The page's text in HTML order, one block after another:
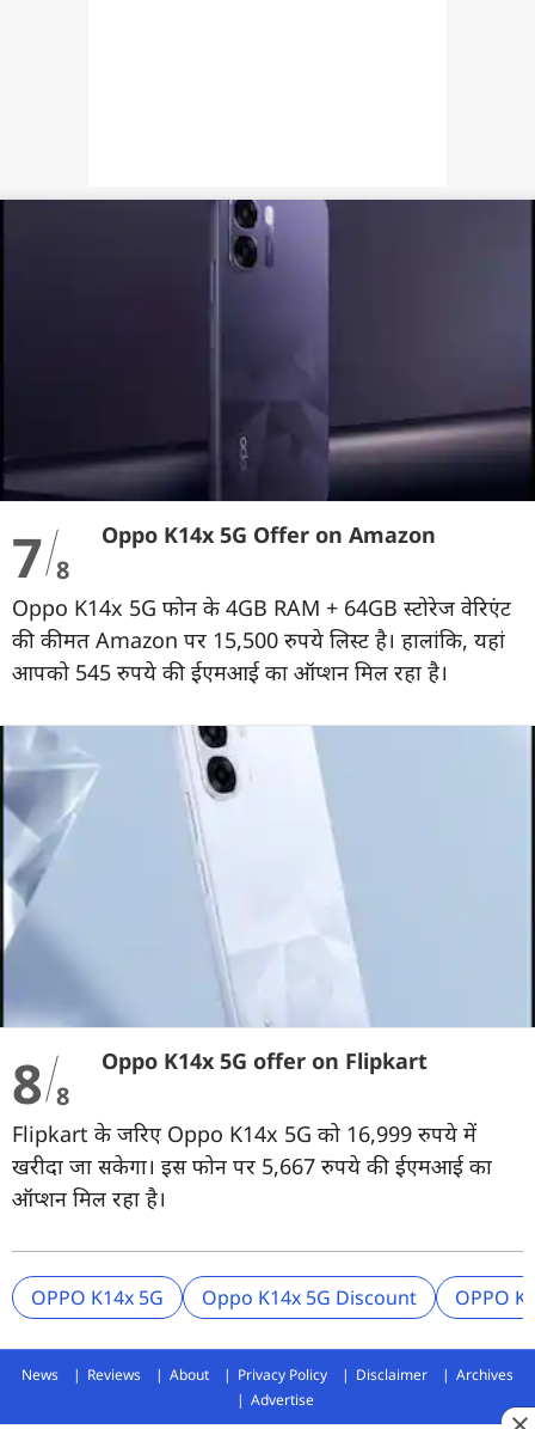
7 8
Oppo K14x 5G Offer on Amazon
Oppo K14x 5G फोन के 4GB RAM + 64GB स्टोरेज वेरिएंट
की कीमत Amazon पर 15,500 रुपये लिस्ट है। हालांकि, यहां
आपको 545 रुपये की ईएमआई का ऑप्शन मिल रहा है।
8 8
Oppo K14x 5G offer on Flipkart
Flipkart के जरिए Oppo K14x 5G को 16,999 रुपये में
खरीदा जा सकेगा। इस फोन पर 5,667 रुपये की ईएमआई का
ऑप्शन मिल रहा है।
OPPO K14x 5G Oppo K14x 5G Discount OPPO
News Reviews About Privacy Policy Disclaimer
Archives
Advertise